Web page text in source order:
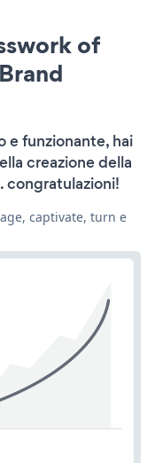
of
e funzionante, hai
creazione della
congratulazioni!
captivate, turn e